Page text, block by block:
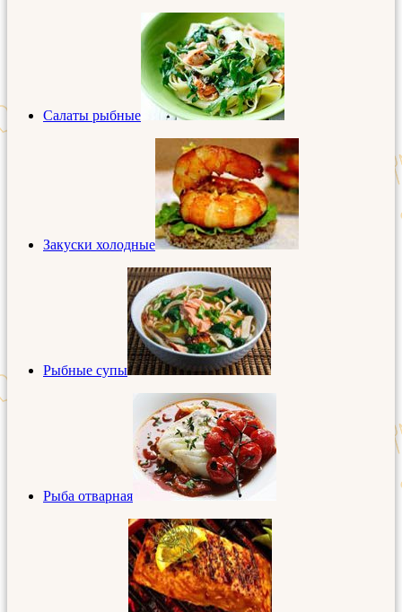
Салаты рыбные
Закуски холодные
Рыбные супы
Рыба отварная